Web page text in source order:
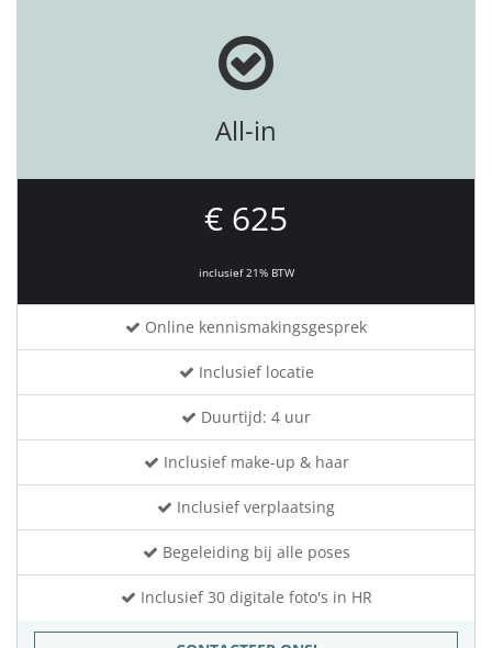
All-in
€ 625
inclusief 21% BTW
Online kennismakingsgesprek
Inclusief locatie
Duurtijd: 4 uur
Inclusief make-up & haar
Inclusief verplaatsing
Begeleiding bij alle poses
Inclusief 30 digitale foto's in HR